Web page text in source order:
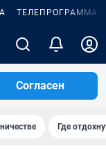
ТЕЛЕПРОГРАММА
Согласен
Где